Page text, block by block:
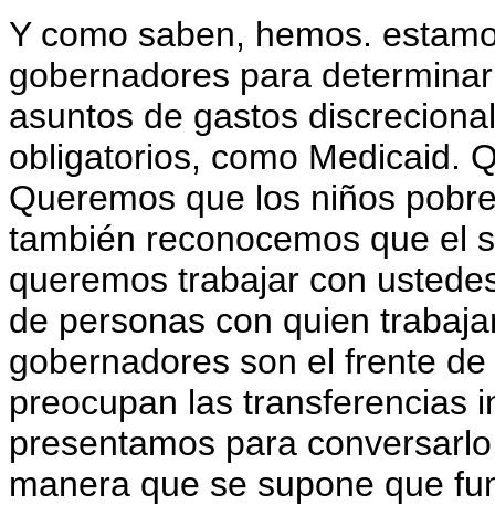
Y como saben, hemos.
gobernadores para
asuntos de gastos
obligatorios, como Medicaid.
Queremos que los niños
también reconocemos que el
queremos trabajar con
de personas con quien
gobernadores son el frente
preocupan las transferencias
presentamos para
manera que se supone que